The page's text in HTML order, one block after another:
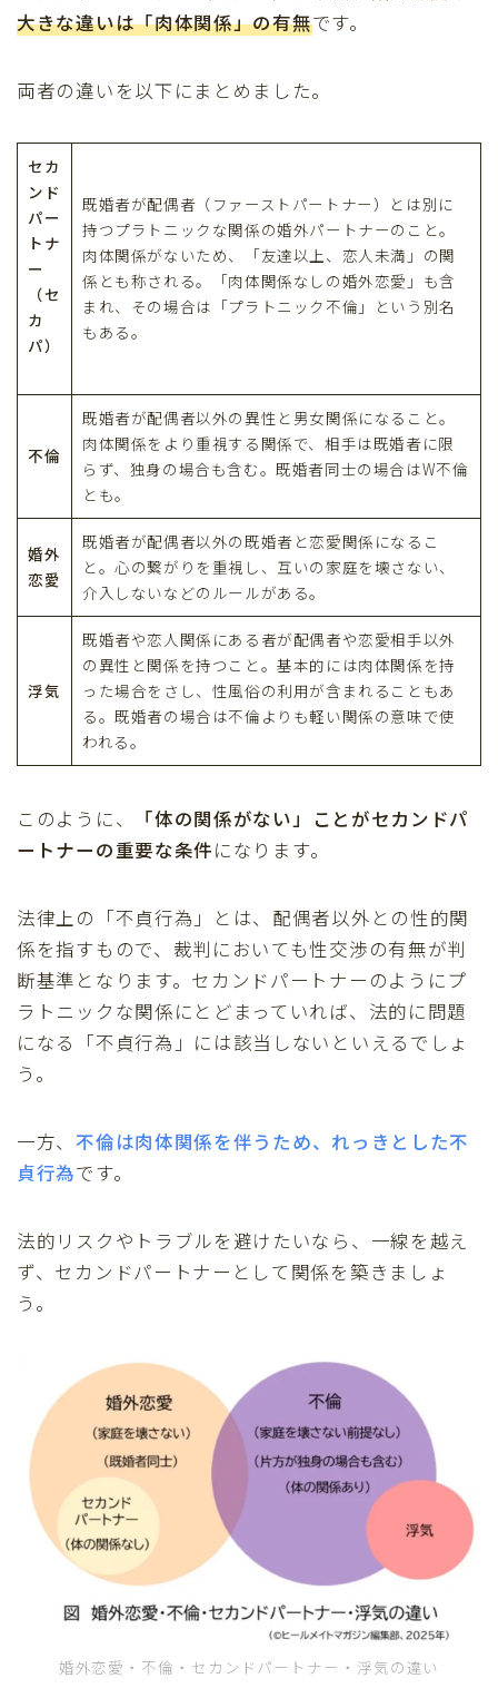
大きな違いは「肉体関係」の有無です。
両者の違いを以下にまとめました。
セカ
ンド
パー
トナ
ー
（セ
カ
パ）
既婚者が配偶者（ファーストパートナー）とは別に
持つプラトニックな関係の婚外パートナーのこと。
肉体関係がないため、「友達以上、恋人未満」の関
係とも称される。「肉体関係なしの婚外恋愛」も含
まれ、その場合は「プラトニック不倫」という別名
もある。
不倫
既婚者が配偶者以外の異性と男女関係になること。
肉体関係をより重視する関係で、相手は既婚者に限
らず、独身の場合も含む。既婚者同士の場合はW不倫
とも。
婚外
恋愛
既婚者が配偶者以外の既婚者と恋愛関係になるこ
と。心の繋がりを重視し、互いの家庭を壊さない、
介入しないなどのルールがある。
浮気
既婚者や恋人関係にある者が配偶者や恋愛相手以外
の異性と関係を持つこと。基本的には肉体関係を持
った場合をさし、性風俗の利用が含まれることもあ
る。既婚者の場合は不倫よりも軽い関係の意味で使
われる。
このように、
「体の関係がない」ことがセカンドパ
ートナーの重要な条件になります。
法律上の「不貞行為」とは、配偶者以外との性的関
係を指すもので、裁判においても性交渉の有無が判
断基準となります。セカンドパートナーのようにプ
ラトニックな関係にとどまっていれば、法的に問題
になる「不貞行為」には該当しないといえるでしょ
う。
一方、不倫は肉体関係を伴うため、れっきとした不
貞行為です。
法的リスクやトラブルを避けたいなら、一線を越え
ず、セカンドパートナーとして関係を築きましょ
う。
婚外恋愛・不倫・セカンドパートナー・浮気の違い